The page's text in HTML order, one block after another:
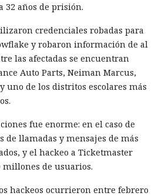
32 años de prisión.
credenciales robadas para
y robaron información de al
las afectadas se encuentran
Auto Parts, Neiman Marcus,
uno de los distritos escolares más
fue enorme: en el caso de
de llamadas y mensajes de más
y el hackeo a Ticketmaster
millones de usuarios.
hackeos ocurrieron entre febrero